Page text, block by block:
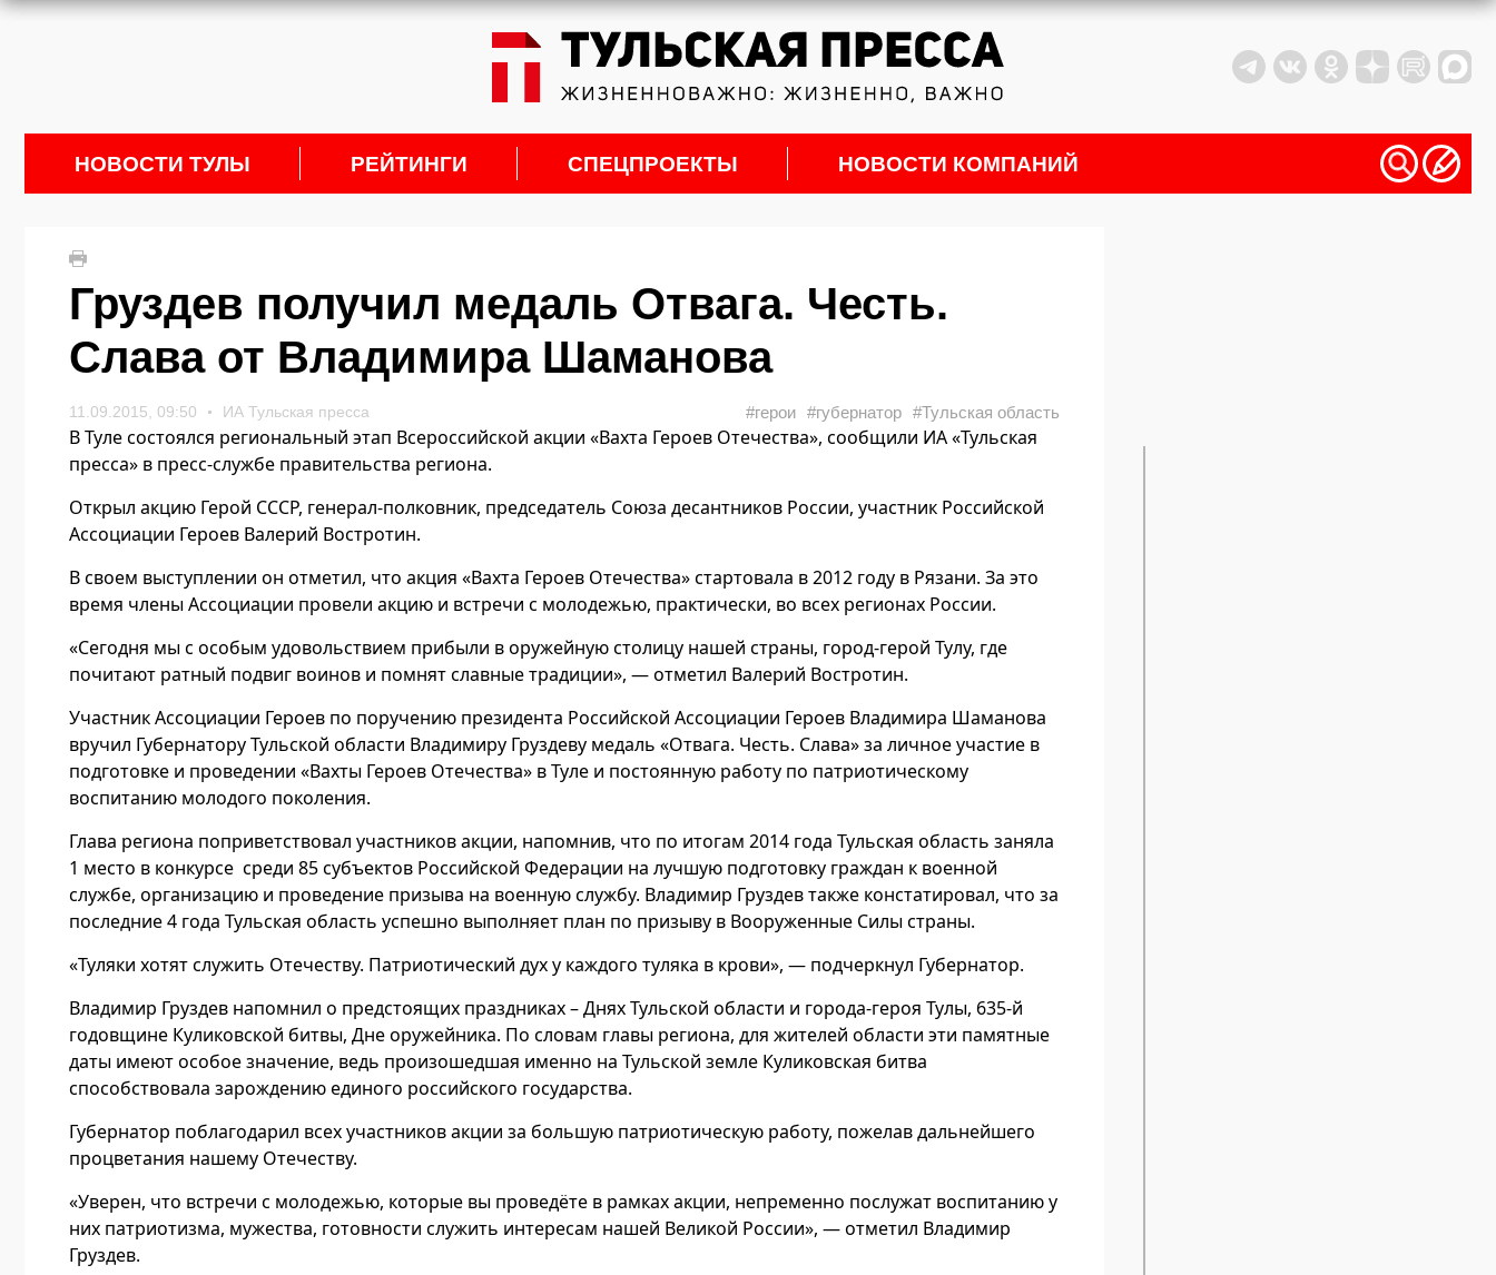
НОВОСТИ ТУЛЫ РЕЙТИНГИ СПЕЦПРОЕКТЫ НОВОСТИ КОМПАНИЙ
Груздев получил медаль Отвага. Честь.
Слава от Владимира Шаманова
11.09.2015, 09:50 ИА Тульская пресса #герои #губернатор #Тульская область
В Туле состоялся региональный этап Всероссийской акции «Вахта Героев Отечества», сообщили ИА «Тульская
пресса» в пресс-службе правительства региона.
Открыл акцию Герой СССР, генерал-полковник, председатель Союза десантников России, участник Российской
Ассоциации Героев Валерий Востротин.
В своем выступлении он отметил, что акция «Вахта Героев Отечества» стартовала в 2012 году в Рязани. За это
время члены Ассоциации провели акцию и встречи с молодежью, практически, во всех регионах России.
«Сегодня мы с особым удовольствием прибыли в оружейную столицу нашей страны, город-герой Тулу, где
почитают ратный подвиг воинов и помнят славные традиции», — отметил Валерий Востротин.
Участник Ассоциации Героев по поручению президента Российской Ассоциации Героев Владимира Шаманова
вручил Губернатору Тульской области Владимиру Груздеву медаль «Отвага. Честь. Слава» за личное участие в
подготовке и проведении «Вахты Героев Отечества» в Туле и постоянную работу по патриотическому
воспитанию молодого поколения.
Глава региона поприветствовал участников акции, напомнив, что по итогам 2014 года Тульская область заняла
1 место в конкурсе среди 85 субъектов Российской Федерации на лучшую подготовку граждан к военной
службе, организацию и проведение призыва на военную службу. Владимир Груздев также констатировал, что за
последние 4 года Тульская область успешно выполняет план по призыву в Вооруженные Силы страны.
«Туляки хотят служить Отечеству. Патриотический дух у каждого туляка в крови», — подчеркнул Губернатор.
Владимир Груздев напомнил о предстоящих праздниках – Днях Тульской области и города-героя Тулы, 635-й
годовщине Куликовской битвы, Дне оружейника. По словам главы региона, для жителей области эти памятные
даты имеют особое значение, ведь произошедшая именно на Тульской земле Куликовская битва
способствовала зарождению единого российского государства.
Губернатор поблагодарил всех участников акции за большую патриотическую работу, пожелав дальнейшего
процветания нашему Отечеству.
«Уверен, что встречи с молодежью, которые вы проведёте в рамках акции, непременно послужат воспитанию у
них патриотизма, мужества, готовности служить интересам нашей Великой России», — отметил Владимир
Груздев.